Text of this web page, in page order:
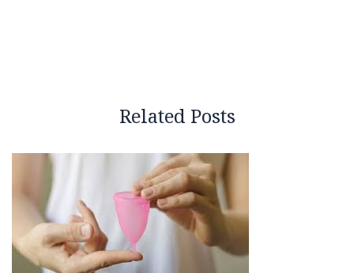
Related Posts